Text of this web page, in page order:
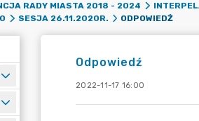
RADY MIASTA 2018 - 2024
SESJA 26.11.2020R. ODPOWIEDŹ
Odpowiedź
2022-11-17 16:00